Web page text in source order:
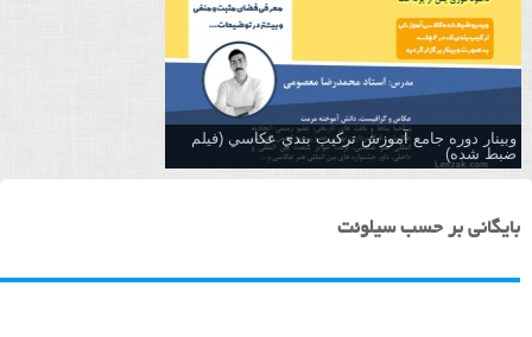
وبینار دوره جامع آموزش تركيب بندي عكاسي (فیلم
ضبط شده)
بایگانی بر حسب سیلوئت